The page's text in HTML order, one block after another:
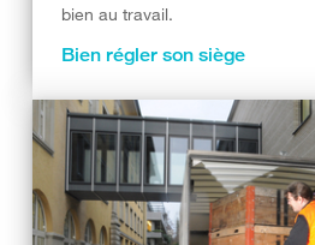
bien au travail.
Bien régler son siège